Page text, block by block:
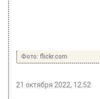
Фото: flickr.com
21 октября 2022, 12:52